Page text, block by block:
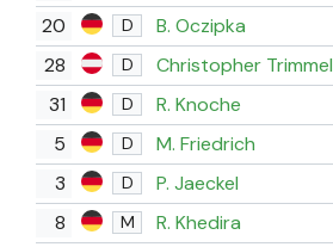
20 D B. Oczipka
28 D Christopher Trimmel
31 D R. Knoche
5 D M. Friedrich
3 D P. Jaeckel
8 M R. Khedira